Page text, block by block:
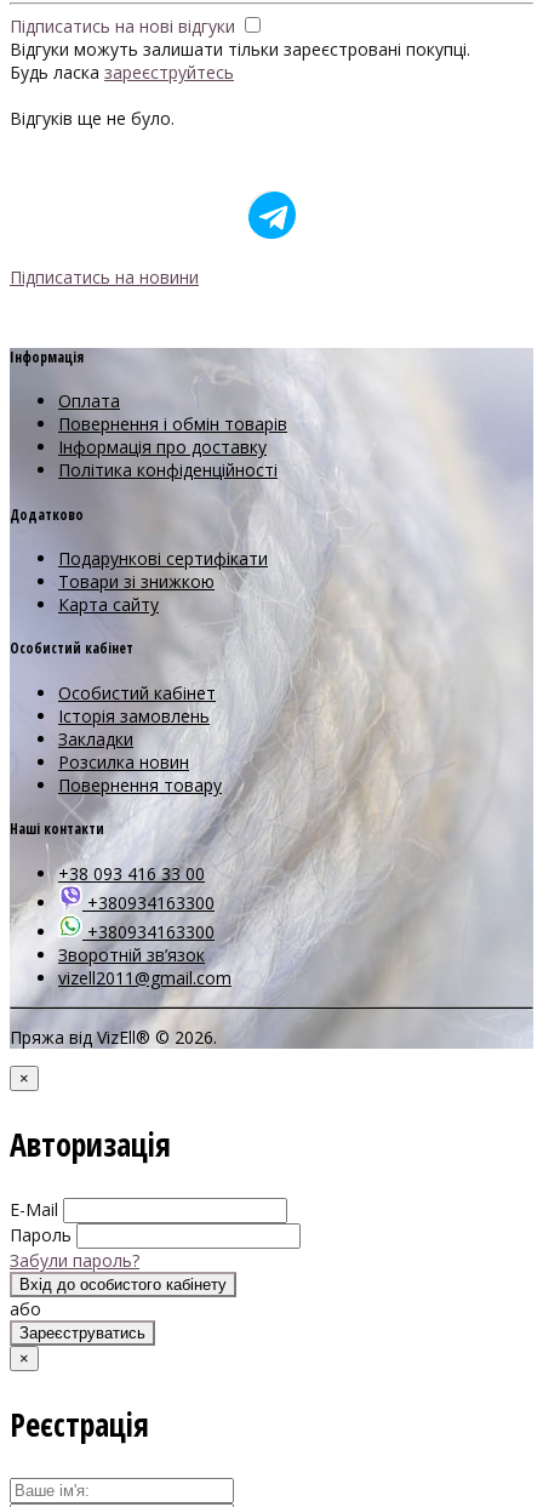
Підписатись на нові відгуки
Відгуки можуть залишати тільки зареєстровані покупці.
Будь ласка зареєструйтесь
Відгуків ще не було.
Підписатись на новини
Інформація
Оплата
Повернення і обмін товарів
Інформація про доставку
Політика конфіденційності
Додатково
Подарункові сертифікати
Товари зі знижкою
Карта сайту
Особистий кабінет
Особистий кабінет
Історія замовлень
Закладки
Розсилка новин
Повернення товару
Наші контакти
+38 093 416 33 00
+380934163300
+380934163300
Зворотній зв’язок
vizell2011@gmail.com
Пряжа від VizEll® © 2026.
×
Авторизація
E-Mail
Пароль
Забули пароль?
Вхід до особистого кабінету
або
Зареєструватись
×
Реєстрація